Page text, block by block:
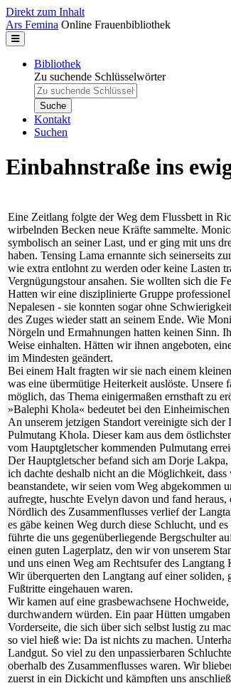
Direkt zum Inhalt
Ars Femina Online Frauenbibliothek
Bibliothek
Zu suchende Schlüsselwörter
Kontakt
Suchen
Einbahnstraße ins
Eine Zeitlang folgte der Weg dem Flussbett in
wirbelnden Becken neue Kräfte sammelte.
symbolisch an seiner Last, und er ging mit uns
haben. Tensing Lama ernannte sich seinerseits
wie extra entlohnt zu werden oder keine Lasten
Vergnügungstour ansahen. Sie wollten sich die
Hatten wir eine disziplinierte Gruppe
Nepalesen - sie konnten sogar ohne
des Zuges wieder statt an seinem Ende. Wie
Nörgeln und Ermahnungen hatten keinen Sinn.
Weise einhalten. Hätten wir ihnen angeboten,
im Mindesten geändert.
Bei einem Halt fragten wir sie nach einem
was eine übermütige Heiterkeit auslöste. Unsere
möglich, das Thema einigermaßen ernsthaft zu
»Balephi Khola« bedeutet bei den
An unserem jetzigen Standort vereinigte sich
Pulmutang Khola. Dieser kam aus dem
vom Hauptgletscher kommenden Pulmutang
Der Hauptgletscher befand sich am Dorje
ich dachte deshalb nicht an die Möglichkeit,
beanstandete, wir seien vom Weg
aufregte, huschte Evelyn davon und fand
Nördlich des Zusammenflusses verlief der
es gäbe keinen Weg durch diese Schlucht, und
führte die uns gegenüberliegende Bergschulter
einen guten Lagerplatz, den wir von unserem
und uns einen Weg am Rechtsufer des
Wir überquerten den Langtang auf einer
Fußtritte eingehauen waren.
Wir kamen auf eine grasbewachsene
durchwandern würden. Ein paar Hütten
Vorderseite, die sich über sich selbst lustig zu
so viel hieß wie: Da ist nichts zu machen.
Landgut. So viel zu den unpassierbaren
oberhalb des Zusammenflusses waren. Wir
zuerst in ein Dickicht und kämpften uns